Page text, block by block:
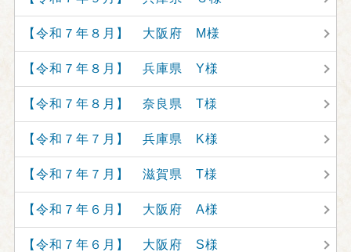
【令和７年８月】 大阪府 M様
【令和７年８月】 兵庫県 Y様
【令和７年８月】 奈良県 T様
【令和７年７月】 兵庫県 K様
【令和７年７月】 滋賀県 T様
【令和７年６月】 大阪府 A様
【令和７年６月】 大阪府 S様